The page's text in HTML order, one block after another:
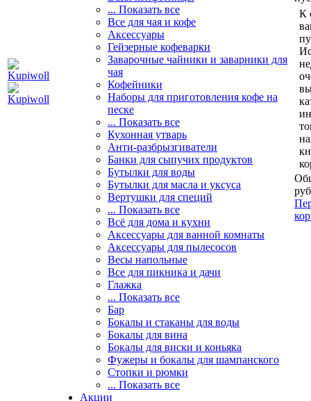
... Показать все
Все для чая и кофе
Аксессуары
Гейзерные кофеварки
Заварочные чайники и заварники для
чая
Кофейники
Наборы для приготовления кофе на
песке
... Показать все
Кухонная утварь
Анти-разбрызгиватели
Банки для сыпучих продуктов
Бутылки для воды
Бутылки для масла и уксуса
Вертушки для специй
... Показать все
Всё для дома и кухни
Аксессуары для ванной комнаты
Аксессуары для пылесосов
Весы напольные
Все для пикника и дачи
Глажка
... Показать все
Бар
Бокалы и стаканы для воды
Бокалы для вина
Бокалы для виски и коньяка
Фужеры и бокалы для шампанского
Стопки и рюмки
... Показать все
Акции
К